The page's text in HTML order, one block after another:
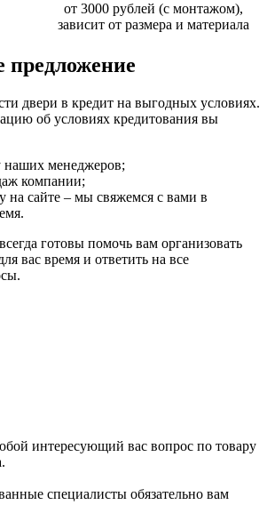
от 3000 рублей (с монтажом),
зависит от размера и материала
предложение
двери в кредит на выгодных условиях.
об условиях кредитования вы
наших менеджеров;
компании;
на сайте – мы свяжемся с вами в
готовы помочь вам организовать
вас время и ответить на все
интересующий вас вопрос по товару
специалисты обязательно вам